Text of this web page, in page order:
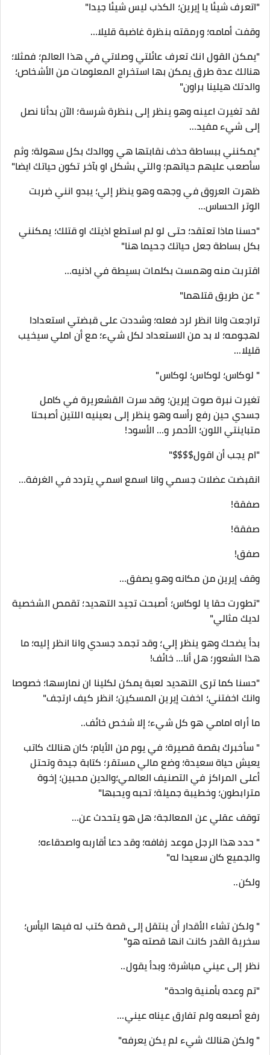
"اتعرف شيئا يا إيرين؛ الكذب ليس شيئا جيدا"
وقفت أمامه؛ ورمقته بنظرة غاضبة قليلا…
"يمكن القول انك تعرف عائلتي وصلاتي في هذا العالم؛ فمثلا؛
هنالك عدة طرق يمكن بها استخراج المعلومات من الأشخاص؛
والدتك هيلينا براون"
لقد تغيرت اعينه وهو ينظر إلى بنظرة شرسة؛ الآن بدأنا نصل
إلى شيء مفيد…
"يمكنني ببساطة حذف نقابتها هي ووالدك بكل سهولة؛ وثم
سأصعب عليهم حياتهم؛ والتي بشكل او بآخر تكون حياتك ايضا"
ظهرت العروق في وجهه وهو ينظر إلي؛ يبدو انني ضربت
الوتر الحساس…
"حسنا ماذا تعتقد؛ حتى لو لم استطع اذيتك او قتلك؛ يمكنني
بكل بساطة جعل حياتك جحيما هنا"
اقتربت منه وهمست بكلمات بسيطة في اذنيه…
" عن طريق قتلهما"
تراجعت وانا انظر لرد فعله؛ وشددت على قبضتي استعدادا
لهجومه؛ لا بد من الاستعداد لكل شيء؛ مع أن املي سيخيب
قليلا…
" لوكاس؛ لوكاس؛ لوكاس"
تغيرت نبرة صوت إيرين؛ وقد سرت القشعريرة في كامل
جسدي حين رفع رأسه وهو ينظر إلى بعينيه اللتين أصبحتا
متباينتي اللون؛ الأحمر و… الأسود!
"ام يجب أن اقول$$$$"
انقبضت عضلات جسمي وانا اسمع اسمي يتردد في الغرفة…
صفقة!
صفقة!
صفق!
وقف إيرين من مكانه وهو يصفق…
"تطورت حقا يا لوكاس؛ أصبحت تجيد التهديد؛ تقمص الشخصية
لديك مثالي"
بدأ يضحك وهو ينظر إلي؛ وقد تجمد جسدي وانا انظر إليه؛ ما
هذا الشعور؛ هل أنا… خائف!
"حسنا كما ترى التهديد لعبة يمكن لكلينا ان نمارسها؛ خصوصا
وانك اخفتني؛ اخفت إيرين المسكين؛ انظر كيف ارتجف"
ما أراه امامي هو كل شيء؛ إلا شخص خائف..
" سأخبرك بقصة قصيرة؛ في يوم من الأيام؛ كان هنالك كاتب
يعيش حياة سعيدة؛ وضع مالي مستقر؛ كتابة جيدة وتحتل
أعلى المراكز في التصنيف العالمي؛والدين محبين؛ إخوة
مترابطون؛ وخطيبة جميلة؛ تحبه ويحبها"
توقف عقلي عن المعالجة؛ هل هو يتحدث عن…
" حدد هذا الرجل موعد زفافه؛ وقد دعا أقاربه واصدقاءه؛
والجميع كان سعيدا له"
ولكن..
" ولكن تشاء الأقدار أن ينتقل إلى قصة كتب له فيها اليأس؛
سخرية القدر كانت انها قصته هو"
نظر إلى عيني مباشرة؛ وبدأ يقول..
"تم وعده بأمنية واحدة"
رفع أصبعه ولم تفارق عيناه عيني…
" ولكن هنالك شيء لم يكن يعرفه"